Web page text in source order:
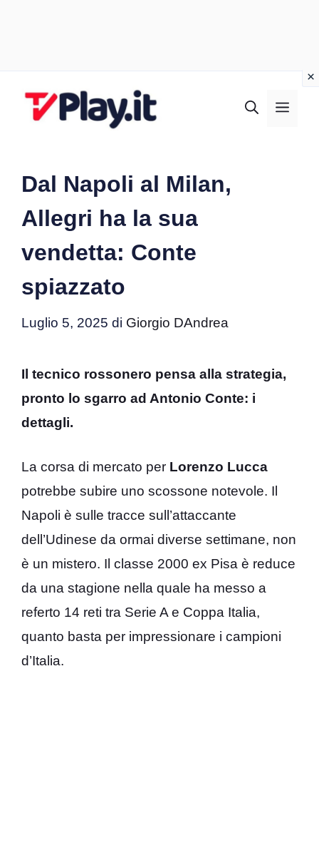
Dal Napoli al Milan,
Allegri ha la sua
vendetta: Conte
spiazzato
Luglio 5, 2025 di Giorgio DAndrea
Il tecnico rossonero pensa alla strategia,
pronto lo sgarro ad Antonio Conte: i
dettagli.
La corsa di mercato per Lorenzo Lucca
potrebbe subire uno scossone notevole. Il
Napoli è sulle tracce sull’attaccante
dell’Udinese da ormai diverse settimane, non
è un mistero. Il classe 2000 ex Pisa è reduce
da una stagione nella quale ha messo a
referto 14 reti tra Serie A e Coppa Italia,
quanto basta per impressionare i campioni
d’Italia.